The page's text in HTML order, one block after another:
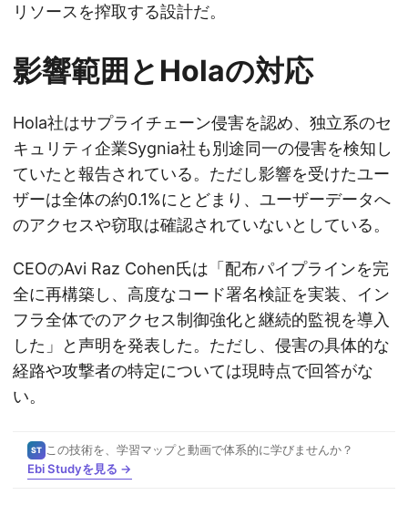
リソースを搾取する設計だ。
影響範囲とHolaの対応
Hola社はサプライチェーン侵害を認め、独立系のセ
キュリティ企業Sygnia社も別途同一の侵害を検知し
ていたと報告されている。ただし影響を受けたユー
ザーは全体の約0.1%にとどまり、ユーザーデータへ
のアクセスや窃取は確認されていないとしている。
CEOのAvi Raz Cohen氏は「配布パイプラインを完
全に再構築し、高度なコード署名検証を実装、イン
フラ全体でのアクセス制御強化と継続的監視を導入
した」と声明を発表した。ただし、侵害の具体的な
経路や攻撃者の特定については現時点で回答がな
い。
ST この技術を、学習マップと動画で体系的に学びませんか？
Ebi Studyを見る →